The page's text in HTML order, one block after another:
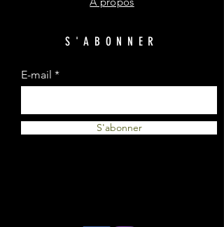
S'ABONNER
E-mail
S'abonner